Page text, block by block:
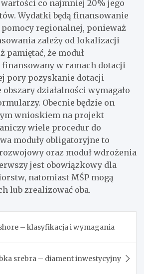
co najmniej 20% jego
Wydatki będą finansowanie
regionalnej, ponieważ
zależy od lokalizacji
pamiętać, że moduł
w ramach dotacji
pory pozyskanie dotacji
działalności wymagało
Obecnie będzie on
wnioskiem na projekt
wiele procedur do
moduły obligatoryjne to
oraz moduł wdrożenia
jest obowiązkowy dla
natomiast MŚP mogą
lub zrealizować oba.
– klasyfikacja i wymagania
srebra – diament inwestycyjny